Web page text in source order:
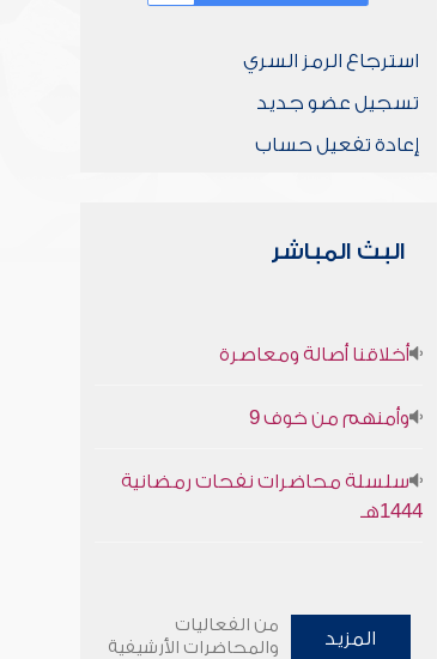
استرجاع الرمز السري
تسجيل عضو جديد
إعادة تفعيل حساب
البث المباشر
أخلاقنا أصالة ومعاصرة
وأمنهم من خوف 9
سلسلة محاضرات نفحات رمضانية
1444هـ
المزيد
من الفعاليات
والمحاضرات الأرشيفية